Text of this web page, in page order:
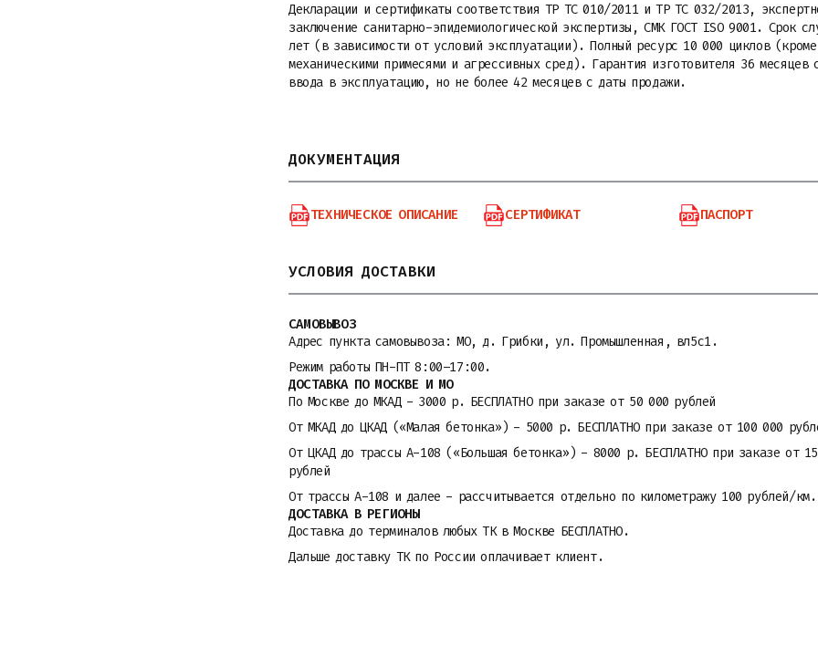
Декларации и сертификаты соответствия ТР ТС 010/2011 и ТР ТС 032/2013,
заключение санитарно-эпидемиологической экспертизы, СМК ГОСТ ISO 9001. Срок
лет (в зависимости от условий эксплуатации). Полный ресурс 10 000 циклов
механическими примесями и агрессивных сред). Гарантия изготовителя 36 месяцев
ввода в эксплуатацию, но не более 42 месяцев с даты продажи.
ДОКУМЕНТАЦИЯ
ТЕХНИЧЕСКОЕ ОПИСАНИЕ СЕРТИФИКАТ ПАСПОРТ
УСЛОВИЯ ДОСТАВКИ
САМОВЫВОЗ
Адрес пункта самовывоза: МО, д. Грибки, ул. Промышленная, вл5с1.
Режим работы ПН-ПТ 8:00–17:00.
ДОСТАВКА ПО МОСКВЕ И МО
По Москве до МКАД - 3000 р. БЕСПЛАТНО при заказе от 50 000 рублей
От МКАД до ЦКАД («Малая бетонка») - 5000 р. БЕСПЛАТНО при заказе от 100 000
От ЦКАД до трассы A-108 («Большая бетонка») - 8000 р. БЕСПЛАТНО при заказе от
рублей
От трассы A-108 и далее - рассчитывается отдельно по километражу 100 рублей/км.
ДОСТАВКА В РЕГИОНЫ
Доставка до терминалов любых ТК в Москве БЕСПЛАТНО.
Дальше доставку ТК по России оплачивает клиент.